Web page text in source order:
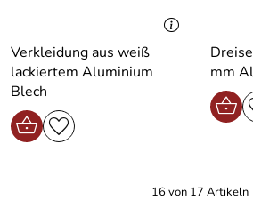
Verkleidung aus weiß
lackiertem Aluminium
Blech
mm
16 von 17 Artikeln